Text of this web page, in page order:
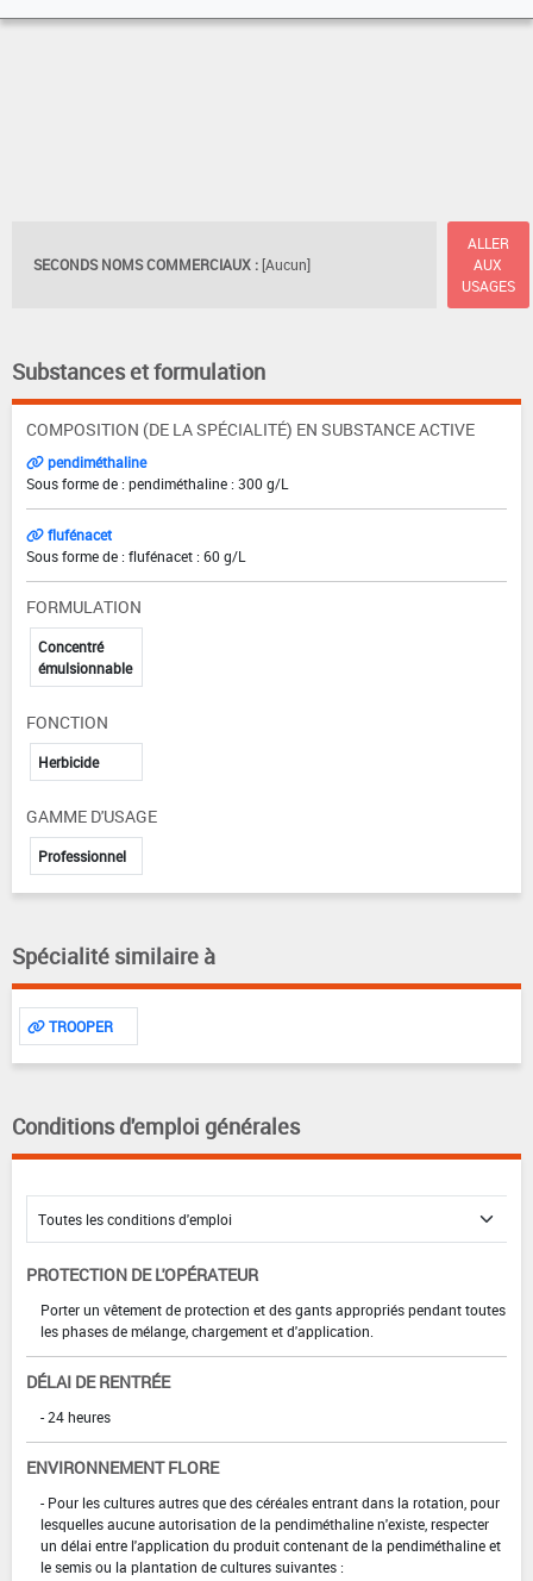
SECONDS NOMS COMMERCIAUX : [Aucun]
ALLER
AUX
USAGES
Substances et formulation
COMPOSITION (DE LA SPÉCIALITÉ) EN SUBSTANCE ACTIVE
pendiméthaline
Sous forme de : pendiméthaline : 300 g/L
flufénacet
Sous forme de : flufénacet : 60 g/L
FORMULATION
Concentré
émulsionnable
FONCTION
Herbicide
GAMME D'USAGE
Professionnel
Spécialité similaire à
TROOPER
Conditions d'emploi générales
PROTECTION DE L'OPÉRATEUR
Porter un vêtement de protection et des gants appropriés pendant toutes
les phases de mélange, chargement et d'application.
DÉLAI DE RENTRÉE
- 24 heures
ENVIRONNEMENT FLORE
- Pour les cultures autres que des céréales entrant dans la rotation, pour
lesquelles aucune autorisation de la pendiméthaline n'existe, respecter
un délai entre l'application du produit contenant de la pendiméthaline et
le semis ou la plantation de cultures suivantes :